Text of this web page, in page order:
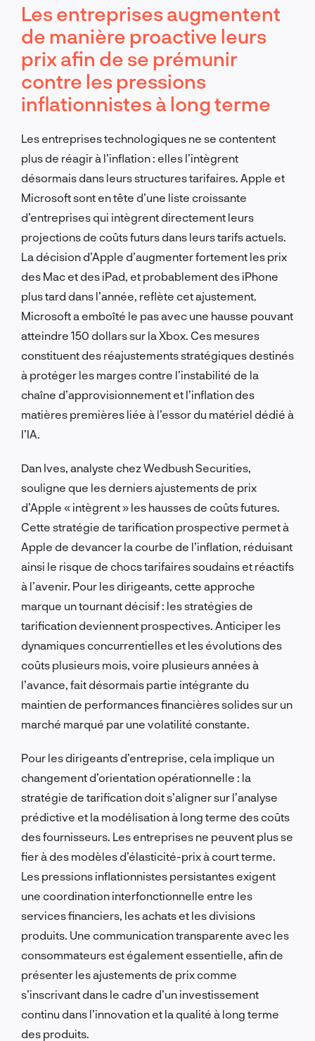
Les entreprises augmentent
de manière proactive leurs
prix afin de se prémunir
contre les pressions
inflationnistes à long terme
Les entreprises technologiques ne se contentent
plus de réagir à l’inflation : elles l’intègrent
désormais dans leurs structures tarifaires. Apple et
Microsoft sont en tête d’une liste croissante
d’entreprises qui intègrent directement leurs
projections de coûts futurs dans leurs tarifs actuels.
La décision d’Apple d’augmenter fortement les prix
des Mac et des iPad, et probablement des iPhone
plus tard dans l’année, reflète cet ajustement.
Microsoft a emboîté le pas avec une hausse pouvant
atteindre 150 dollars sur la Xbox. Ces mesures
constituent des réajustements stratégiques destinés
à protéger les marges contre l’instabilité de la
chaîne d’approvisionnement et l’inflation des
matières premières liée à l’essor du matériel dédié à
l’IA.
Dan Ives, analyste chez Wedbush Securities,
souligne que les derniers ajustements de prix
d’Apple « intègrent » les hausses de coûts futures.
Cette stratégie de tarification prospective permet à
Apple de devancer la courbe de l’inflation, réduisant
ainsi le risque de chocs tarifaires soudains et réactifs
à l’avenir. Pour les dirigeants, cette approche
marque un tournant décisif : les stratégies de
tarification deviennent prospectives. Anticiper les
dynamiques concurrentielles et les évolutions des
coûts plusieurs mois, voire plusieurs années à
l’avance, fait désormais partie intégrante du
maintien de performances financières solides sur un
marché marqué par une volatilité constante.
Pour les dirigeants d’entreprise, cela implique un
changement d’orientation opérationnelle : la
stratégie de tarification doit s’aligner sur l’analyse
prédictive et la modélisation à long terme des coûts
des fournisseurs. Les entreprises ne peuvent plus se
fier à des modèles d’élasticité-prix à court terme.
Les pressions inflationnistes persistantes exigent
une coordination interfonctionnelle entre les
services financiers, les achats et les divisions
produits. Une communication transparente avec les
consommateurs est également essentielle, afin de
présenter les ajustements de prix comme
s’inscrivant dans le cadre d’un investissement
continu dans l’innovation et la qualité à long terme
des produits.